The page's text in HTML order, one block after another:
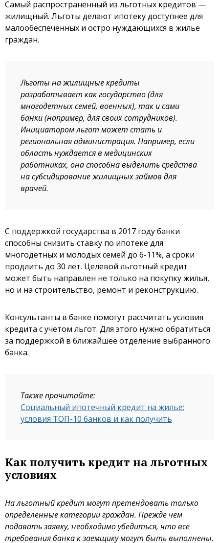
Самый распространенный из льготных кредитов —
жилищный. Льготы делают ипотеку доступнее для
малообеспеченных и остро нуждающихся в жилье
граждан.
Льготы на жилищные кредиты
разрабатывает как государство (для
многодетных семей, военных), так и сами
банки (например, для своих сотрудников).
Инициатором льгот может стать и
региональная администрация. Например, если
область нуждается в медицинских
работниках, она способна выделить средства
на субсидирование жилищных займов для
врачей.
С поддержкой государства в 2017 году банки
способны снизить ставку по ипотеке для
многодетных и молодых семей до 6-11%, а сроки
продлить до 30 лет. Целевой льготный кредит
может быть направлен не только на покупку жилья,
но и на строительство, ремонт и реконструкцию.
Консультанты в банке помогут рассчитать условия
кредита с учетом льгот. Для этого нужно обратиться
за поддержкой в ближайшее отделение выбранного
банка.
Также прочитайте:
Социальный ипотечный кредит на жилье:
условия ТОП-10 банков и как получить
Как получить кредит на льготных
условиях
На льготный кредит могут претендовать только
определенные категории граждан. Прежде чем
подавать заявку, необходимо убедиться, что все
требования банка к заемщику могут быть выполнены.